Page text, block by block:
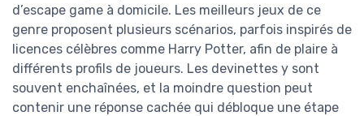
d’escape game à domicile. Les meilleurs jeux de ce
genre proposent plusieurs scénarios, parfois inspirés de
licences célèbres comme Harry Potter, afin de plaire à
différents profils de joueurs. Les devinettes y sont
souvent enchaînées, et la moindre question peut
contenir une réponse cachée qui débloque une étape